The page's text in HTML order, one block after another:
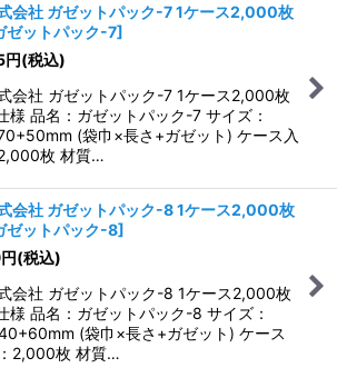
会社 ガゼットパック-7 1ケース2,000枚
ゼットパック-7]
円(税込)
会社 ガゼットパック-7 1ケース2,000枚
様 品名：ガゼットパック-7 サイズ：
(袋巾×長さ+ガゼット) ケース入
枚 材質…
会社 ガゼットパック-8 1ケース2,000枚
ゼットパック-8]
円(税込)
会社 ガゼットパック-8 1ケース2,000枚
様 品名：ガゼットパック-8 サイズ：
(袋巾×長さ+ガゼット) ケース
2,000枚 材質…